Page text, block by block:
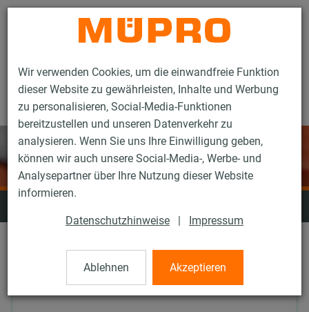
Wir verwenden Cookies, um die einwandfreie Funktion
dieser Website zu gewährleisten, Inhalte und Werbung
zu personalisieren, Social-Media-Funktionen
bereitzustellen und unseren Datenverkehr zu
analysieren. Wenn Sie uns Ihre Einwilligung geben,
können wir auch unsere Social-Media-, Werbe- und
Analysepartner über Ihre Nutzung dieser Website
informieren.
Datenschutzhinweise | Impressum
Ablehnen Akzeptieren
Kontakt